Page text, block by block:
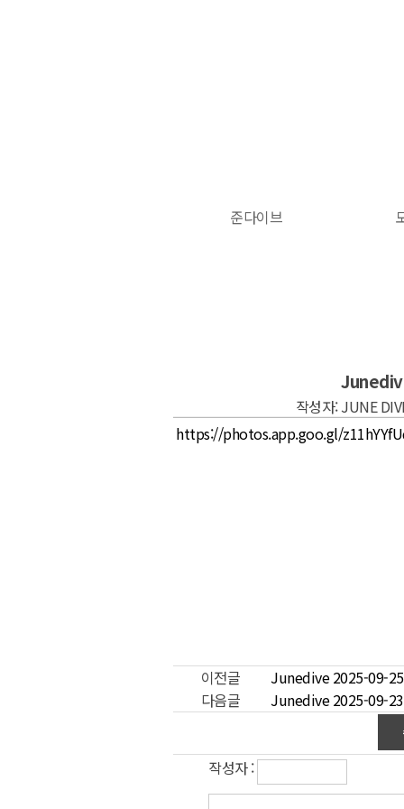
준다이브
작성자: JUNE
https://photos.app.goo.gl/
이전글
Junedive 2025-09-
다음글
Junedive 2025-09-
작성자 :